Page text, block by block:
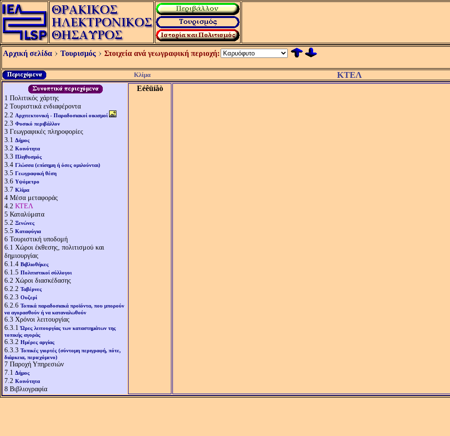
Αρχική σελίδα Τουρισμός Στοιχεία ανά γεωγραφική περιοχή:
Κλίμα ΚΤΕΛ
1 Πολιτικός χάρτης
2 Τουριστικά ενδιαφέροντα
2.2 Αρχιτεκτονική - Παραδοσιακοί οικισμοί
2.3 Φυσικό περιβάλλον
3 Γεωγραφικές πληροφορίες
3.1 Δήμος
3.2 Κοινότητα
3.3 Πληθυσμός
3.4 Γλώσσα (επίσημη ή όσες ομιλούνται)
3.5 Γεωγραφική θέση
3.6 Υψόμετρο
3.7 Κλίμα
4 Μέσα μεταφοράς
4.2 ΚΤΕΛ
5 Καταλύματα
5.2 Ξενώνες
5.5 Καταφύγια
6 Τουριστική υποδομή
6.1 Χώροι έκθεσης, πολιτισμού και
δημιουργίας
6.1.4 Βιβλιοθήκες
6.1.5 Πολιτιστικοί σύλλογοι
6.2 Χώροι διασκέδασης
6.2.2 Ταβέρνες
6.2.3 Ουζερί
6.2.6 Τοπικά παραδοσιακά προϊόντα, που μπορούν
να αγορασθούν ή να καταναλωθούν
6.3 Χρόνοι λειτουργίας
6.3.1Ώρες λειτουργίας των καταστημάτων της
τοπικής αγοράς
6.3.2 Ημέρες αργίας
6.3.3 Τοπικές γιορτές (σύντομη περιγραφή, πότε,
διάρκεια, περιεχόμενο)
7 Παροχή Υπηρεσιών
7.1 Δήμος
7.2 Κοινότητα
8 Βιβλιογραφία
Eéêüíåò